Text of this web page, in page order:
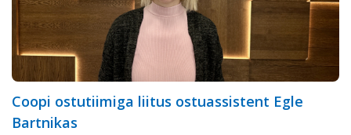
Coopi ostutiimiga liitus ostuassistent Egle
Bartnikas